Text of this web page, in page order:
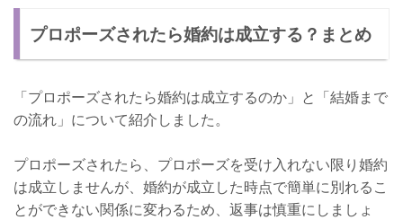
プロポーズされたら婚約は成立する？まとめ
「プロポーズされたら婚約は成立するのか」と「結婚まで
の流れ」について紹介しました。
プロポーズされたら、プロポーズを受け入れない限り婚約
は成立しませんが、婚約が成立した時点で簡単に別れるこ
とができない関係に変わるため、返事は慎重にしましょ